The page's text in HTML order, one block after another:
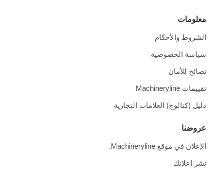
معلومات
الشروط والأحكام
سياسة الخصوصية
نصائح للأمان
تقييمات Machineryline
دليل (كتالوج) العلامات التجارية
عروضنا
الإعلان في موقع Machineryline.
نشر إعلانك